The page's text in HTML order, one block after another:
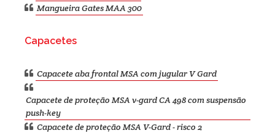
Mangueira Gates MAA 300
Capacetes
Capacete aba frontal MSA com jugular V Gard
Capacete de proteção MSA v-gard CA 498 com suspensão
push-key
Capacete de proteção MSA V-Gard - risco 2